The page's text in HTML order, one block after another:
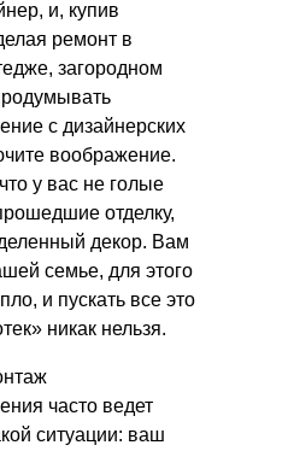
и, купив
ремонт в
загородном
с дизайнерских
воображение.
у вас не голые
отделку,
декор. Вам
семье, для этого
и пускать все это
никак нельзя.
часто ведет
ситуации: ваш